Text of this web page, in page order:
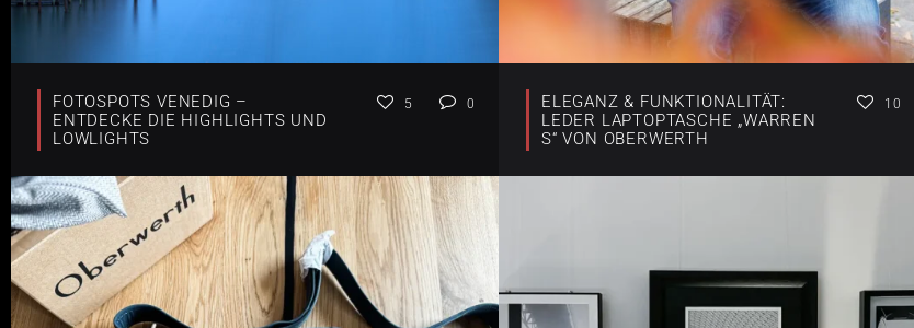
FOTOSPOTS VENEDIG –
ENTDECKE DIE HIGHLIGHTS UND
LOWLIGHTS
5 0
ELEGANZ & FUNKTIONALITÄT:
LEDER LAPTOPTASCHE „WARREN
S“ VON OBERWERTH
10